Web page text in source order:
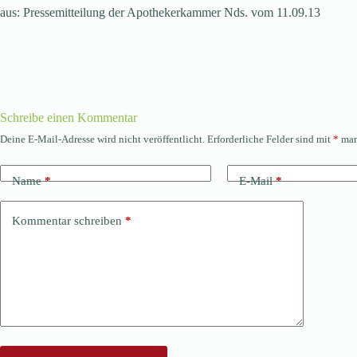
aus: Pressemitteilung der Apothekerkammer Nds. vom 11.09.13
Schreibe einen Kommentar
Deine E-Mail-Adresse wird nicht veröffentlicht. Erforderliche Felder sind mit *
Name* E-Mail*
Kommentar schreiben *